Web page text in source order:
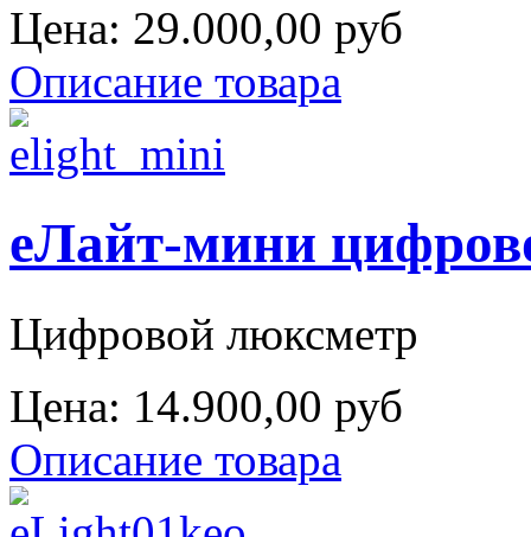
Цена: 29.000,00 руб
Описание товара
еЛайт-мини
Цифровой люксметр
Цена: 14.900,00 руб
Описание товара